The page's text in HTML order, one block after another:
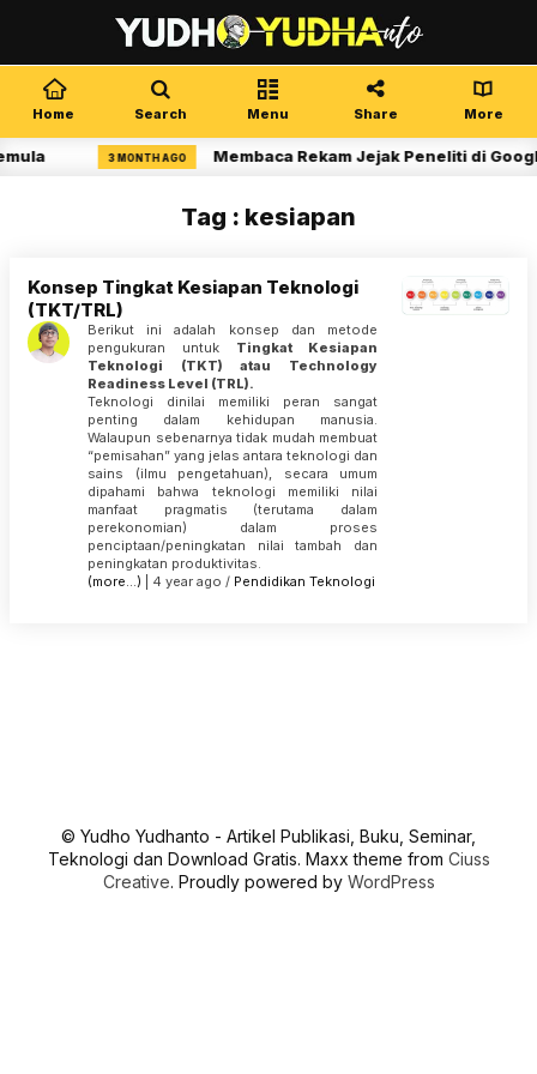
Home Search Menu Share More
3 MONTH AGO Membaca Rekam Jejak Peneliti di
Tag : kesiapan
Konsep Tingkat Kesiapan Teknologi
(TKT/TRL)
Berikut ini adalah konsep dan metode
pengukuran untuk Tingkat Kesiapan
Teknologi (TKT) atau Technology
Readiness Level (TRL).
Teknologi dinilai memiliki peran sangat
penting dalam kehidupan manusia.
Walaupun sebenarnya tidak mudah membuat
“pemisahan” yang jelas antara teknologi dan
sains (ilmu pengetahuan), secara umum
dipahami bahwa teknologi memiliki nilai
manfaat pragmatis (terutama dalam
perekonomian) dalam proses
penciptaan/peningkatan nilai tambah dan
peningkatan produktivitas.
(more…) | 4 year ago / Pendidikan Teknologi
© Yudho Yudhanto - Artikel Publikasi, Buku, Seminar,
Teknologi dan Download Gratis. Maxx theme from Ciuss
Creative. Proudly powered by WordPress